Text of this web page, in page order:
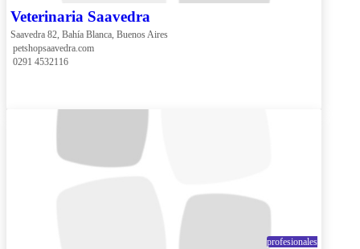
Veterinaria Saavedra
Saavedra 82, Bahía Blanca, Buenos Aires
petshopsaavedra.com
0291 4532116
profesionales